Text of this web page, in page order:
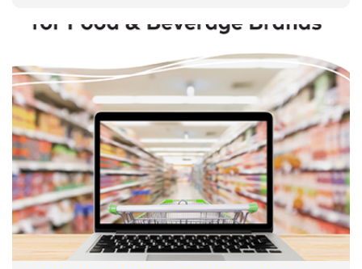
đạt được các mục tiêu phát triển, cả ở cấp quốc gia và